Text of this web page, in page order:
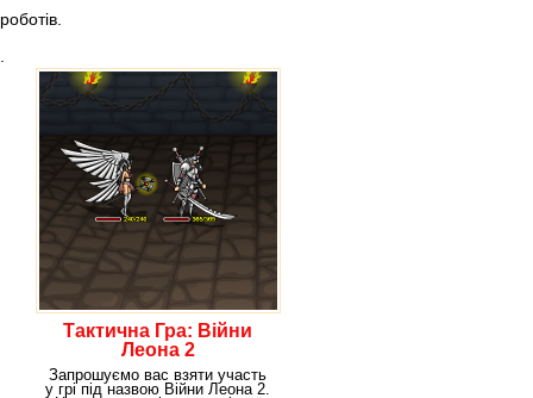
роботів.
Тактична Гра: Війни
Леона 2
Запрошуємо вас взяти участь
у грі під назвою Війни Леона 2.